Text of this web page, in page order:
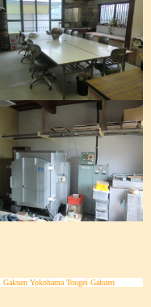
Yokohama Tougei Gakuen